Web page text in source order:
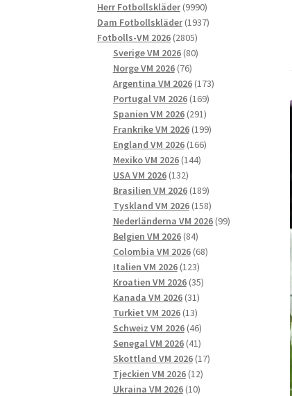
produkter
Herr Fotbollskläder 99909990
produkter
Dam Fotbollskläder 19371937
Fotbolls-VM 2026 28052805
produkter
Sverige VM 2026 8080
Norge VM 2026 7676
produkter
Argentina VM 2026 173173
Portugal VM 2026 169169
produkter
Spanien VM 2026 291291
produkter
Frankrike VM 2026 199199
England VM 2026 166166
Mexiko VM 2026 144144
USA VM 2026 132132
produkter
Brasilien VM 2026 189189
produkter
Tyskland VM 2026 158158
produkter
Nederländerna VM 2026 9999
Belgien VM 2026 8484
produkter
Colombia VM 2026 6868
Italien VM 2026 123123
produkter
Kroatien VM 2026 3535
Kanada VM 2026 3131
produkter
Turkiet VM 2026 1313
produkter
Schweiz VM 2026 4646
produkter
Senegal VM 2026 4141
produkter
Skottland VM 2026 1717
Tjeckien VM 2026 1212
produkter
Ukraina VM 2026 1010